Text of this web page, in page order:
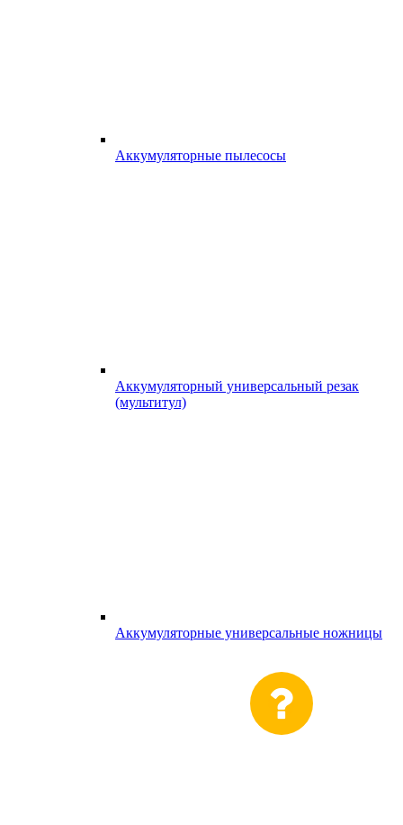
Аккумуляторные пылесосы
Аккумуляторный универсальный резак
(мультитул)
Аккумуляторные универсальные ножницы